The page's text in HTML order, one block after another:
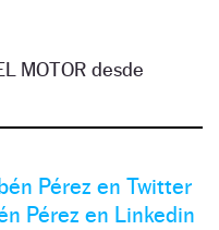
MOTOR desde
Pérez en Twitter
Pérez en Linkedin